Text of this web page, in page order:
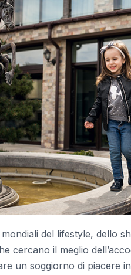
del lifestyle, dello
cercano il meglio
un soggiorno di piacere